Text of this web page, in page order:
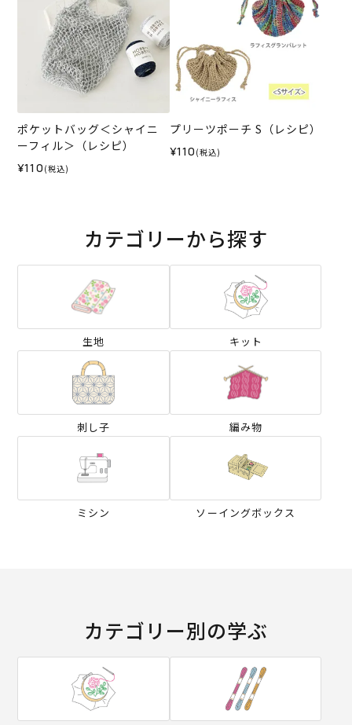
ポケットバッグ＜シャイニ
ーフィル＞（レシピ）
¥110 (税込)
プリーツポーチ S（レシピ）
¥110 (税込)
カテゴリーから探す
生地 キット
刺し子 編み物
ミシン ソーイングボックス
カテゴリー別の学ぶ